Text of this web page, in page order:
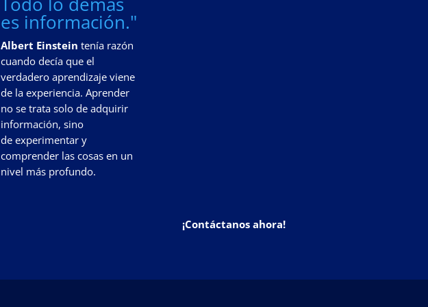
es información."
Albert Einstein tenía razón
cuando decía que el
verdadero aprendizaje viene
de la experiencia. Aprender
no se trata solo de adquirir
información, sino
deexperimentar y
comprender las cosas en un
nivel más profundo.
¡Contáctanos ahora!